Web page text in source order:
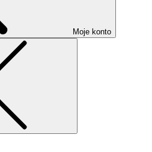
Moje konto